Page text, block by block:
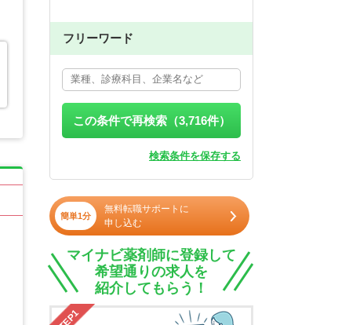
フリーワード
この条件で再検索（3,716件）
検索条件を保存する
簡単1分
無料転職サポートに
申し込む
マイナビ薬剤師に登録して
希望通りの求人を
紹介してもらう！